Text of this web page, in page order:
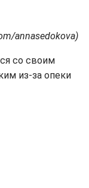
annasedokova)
со своим
из-за опеки